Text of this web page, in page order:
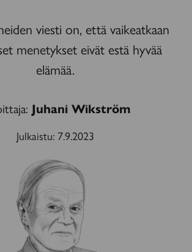
viesti on, että vaikeatkaan
menetykset eivät estä hyvää
elämää.
Juhani Wikström
Julkaistu: 7.9.2023